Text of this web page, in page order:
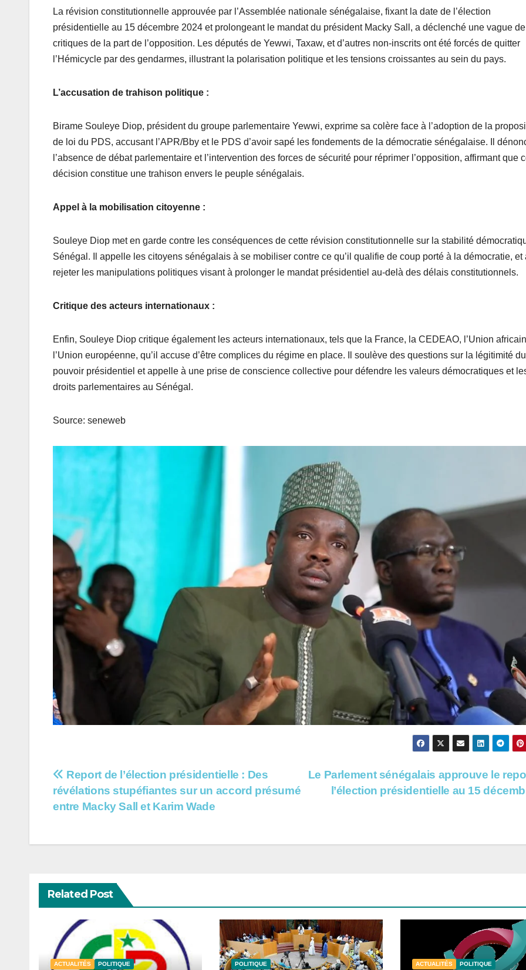
La révision constitutionnelle approuvée par l’Assemblée nationale sénégalaise, fixant la date de l’élection
présidentielle au 15 décembre 2024 et prolongeant le mandat du président Macky Sall, a déclenché une vague de
critiques de la part de l’opposition. Les députés de Yewwi, Taxaw, et d’autres non-inscrits ont été forcés de quitter
l’Hémicycle par des gendarmes, illustrant la polarisation politique et les tensions croissantes au sein du pays.
L’accusation de trahison politique :
Birame Souleye Diop, président du groupe parlementaire Yewwi, exprime sa colère face à l’adoption de la
de loi du PDS, accusant l’APR/Bby et le PDS d’avoir sapé les fondements de la démocratie sénégalaise. Il
l’absence de débat parlementaire et l’intervention des forces de sécurité pour réprimer l’opposition, affirmant que
décision constitue une trahison envers le peuple sénégalais.
Appel à la mobilisation citoyenne :
Souleye Diop met en garde contre les conséquences de cette révision constitutionnelle sur la stabilité
Sénégal. Il appelle les citoyens sénégalais à se mobiliser contre ce qu’il qualifie de coup porté à la démocratie, et
rejeter les manipulations politiques visant à prolonger le mandat présidentiel au-delà des délais constitutionnels.
Critique des acteurs internationaux :
Enfin, Souleye Diop critique également les acteurs internationaux, tels que la France, la CEDEAO, l’Union
l’Union européenne, qu’il accuse d’être complices du régime en place. Il soulève des questions sur la légitimité du
pouvoir présidentiel et appelle à une prise de conscience collective pour défendre les valeurs démocratiques et
droits parlementaires au Sénégal.
Source: seneweb
Navigation
de
Le Parlement sénégalais approuve le
l’élection présidentielle au 15
Report de l’élection présidentielle : Des
révélations stupéfiantes sur un accord présumé
entre Macky Sall et Karim Wade
Related Post
ACTUALITÉS POLITIQUE POLITIQUE ACTUALITÉS POLITIQUE